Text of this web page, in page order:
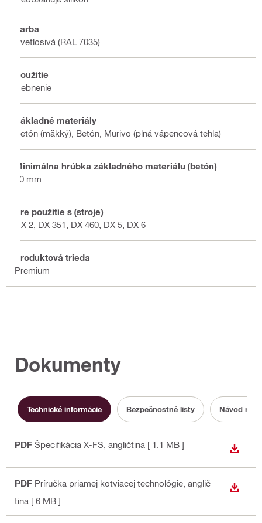
Farba
Svetlosivá (RAL 7035)
Použitie
Debnenie
Základné materiály
Betón (mäkký), Betón, Murivo (plná vápencová tehla)
Minimálna hrúbka základného materiálu (betón)
80 mm
Pre použitie s (stroje)
DX 2, DX 351, DX 460, DX 5, DX 6
Produktová trieda
Premium
Dokumenty
Technické informácie Bezpečnostné listy Návod na
PDF Špecifikácia X-FS , angličtina [ 1.1 MB ]
PDF Príručka priamej kotviacej technológie , anglič
tina [ 6 MB ]